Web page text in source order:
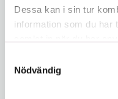
Dessa kan i sin tur
information som du har
Nödvändig
november 2022
juli 2022